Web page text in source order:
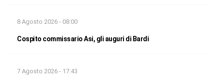
8 Agosto 2026 - 08:00
Cospito commissario Asi, gli auguri di Bardi
7 Agosto 2026 - 17:43